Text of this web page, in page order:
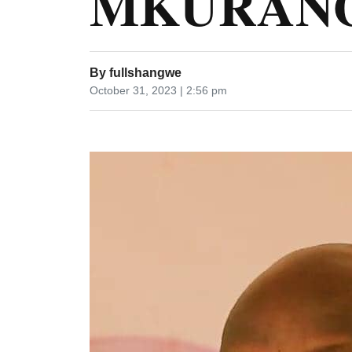
By fullshangwe
October 31, 2023 | 2:56 pm